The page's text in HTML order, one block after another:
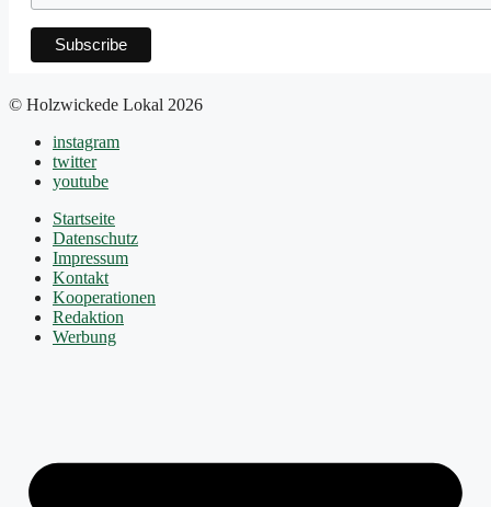
© Holzwickede Lokal 2026
instagram
twitter
youtube
Startseite
Datenschutz
Impressum
Kontakt
Kooperationen
Redaktion
Werbung